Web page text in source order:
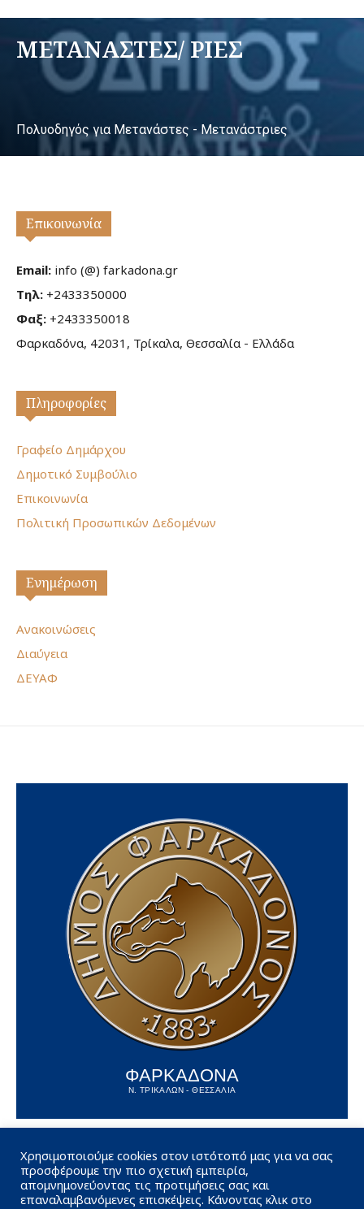
ΜΕΤΑΝΑΣΤΕΣ/ ΡΙΕΣ
Πολυοδηγός για Μετανάστες - Μετανάστριες
Επικοινωνία
Email: info (@) farkadona.gr
Τηλ: +2433350000
Φαξ: +2433350018
Φαρκαδόνα, 42031, Τρίκαλα, Θεσσαλία - Ελλάδα
Πληροφορίες
Γραφείο Δημάρχου
Δημοτικό Συμβούλιο
Επικοινωνία
Πολιτική Προσωπικών Δεδομένων
Ενημέρωση
Ανακοινώσεις
Διαύγεια
ΔΕΥΑΦ
ΦΑΡΚΑΔΟΝΑ
Ν. ΤΡΙΚΑΛΩΝ - ΘΕΣΣΑΛΙΑ
Χρησιμοποιούμε cookies στον ιστότοπό μας για να σας
προσφέρουμε την πιο σχετική εμπειρία,
απομνημονεύοντας τις προτιμήσεις σας και
επαναλαμβανόμενες επισκέψεις. Κάνοντας κλικ στο